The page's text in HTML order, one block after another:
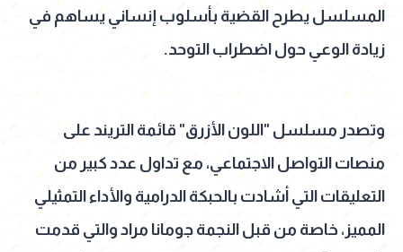
المسلسل يطرح القضية بأسلوب إنساني يساهم في
زيادة الوعي حول اضطراب التوحد.
وتصدر مسلسل "اللون الأزرق" قائمة التريند على
منصات التواصل الاجتماعي، مع تداول عدد كبير من
التعليقات التي أشادت بالحبكة الدرامية والأداء التمثيلي
المميز، خاصة من قبل النجمة جومانا مراد والتي قدمت